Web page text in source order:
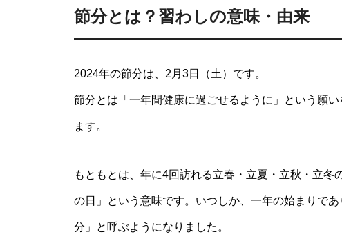
節分とは？習わしの意味・由来
2024年の節分は、2月3日（土）です。
節分とは「一年間健康に過ごせるように」という願
ます。
もともとは、年に4回訪れる立春・立夏・立秋・立冬
の日」という意味です。いつしか、一年の始まりで
分」と呼ぶようになりました。